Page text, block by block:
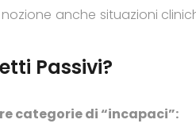
nozione anche situazioni
Passivi?
categorie di “incapaci”: